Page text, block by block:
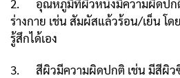
2. อุณหภูมิที่ผิวหนังมีความผิดปกติ
ร่างกาย เช่น สัมผัสแล้วร้อน/เย็น โ
รู้สึกได้เอง
3. สีผิวมีความผิดปกติ เช่น มีสีผิว